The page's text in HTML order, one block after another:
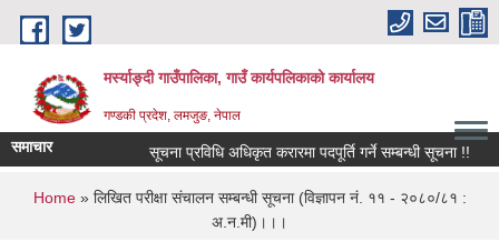
Skip to main content
मर्स्याङ्दी गाउँपालिका, गाउँ कार्यपलिकाको कार्यालय
गण्डकी प्रदेश, लमजुङ, नेपाल
समाचार सूचना प्रविधि अधिकृत करारमा पदपूर्ति गर्ने सम्बन्धी सूचना !!
You are here
Home» लिखित परीक्षा संचालन सम्बन्धी सूचना (विज्ञापन नं. ११ - २०८०/८१ :
अ.न.मी)।।।